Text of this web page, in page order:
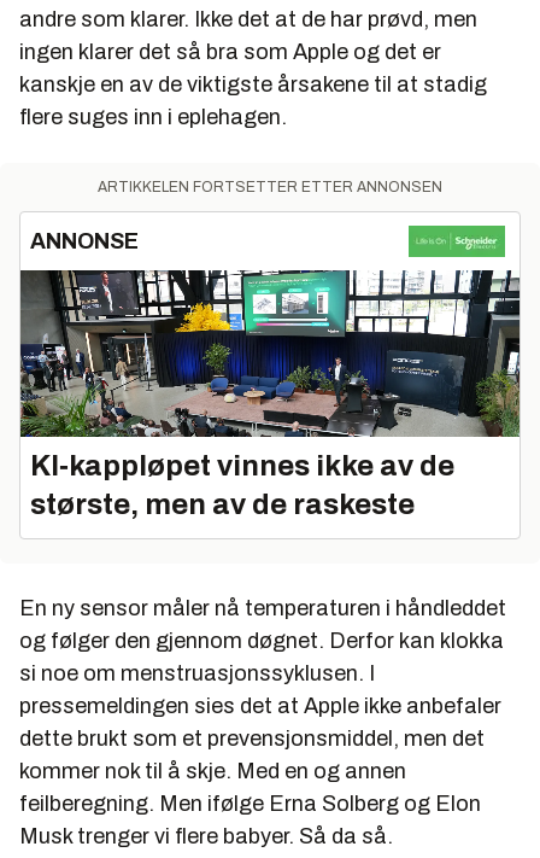
andre som klarer. Ikke det at de har prøvd, men
ingen klarer det så bra som Apple og det er
kanskje en av de viktigste årsakene til at stadig
flere suges inn i eplehagen.
ARTIKKELEN FORTSETTER ETTER ANNONSEN
ANNONSE
KI‑kappløpet vinnes ikke av de
største, men av de raskeste
En ny sensor måler nå temperaturen i håndleddet
og følger den gjennom døgnet. Derfor kan klokka
si noe om menstruasjonssyklusen. I
pressemeldingen sies det at Apple ikke anbefaler
dette brukt som et prevensjonsmiddel, men det
kommer nok til å skje. Med en og annen
feilberegning. Men ifølge Erna Solberg og Elon
Musk trenger vi flere babyer. Så da så.